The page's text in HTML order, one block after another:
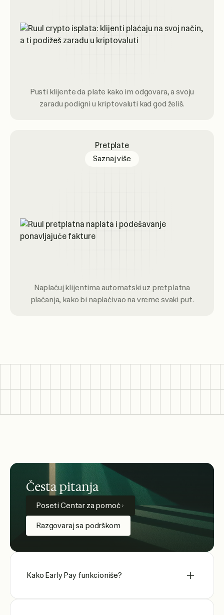
Pusti klijente da plate kako im odgovara, a svoju
zaradu podigni u kriptovaluti kad god želiš.
Pretplate
Saznaj višeabout subscription billing
Naplaćuj klijentima automatski uz pretplatna
plaćanja, kako bi naplaćivao na vreme svaki put.
Česta pitanja
Poseti Centar za pomoć
Razgovaraj sa podrškom
Kako Early Pay funkcioniše?